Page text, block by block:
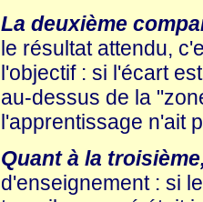
La deuxième
le résultat attendu,
l'objectif : si l'écart
au-dessus de la
l'apprentissage n'ait
Quant à la
d'enseignement : si